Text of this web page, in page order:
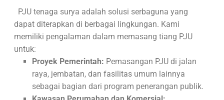
PJU tenaga surya adalah solusi serbaguna yang
dapat diterapkan di berbagai lingkungan. Kami
memiliki pengalaman dalam memasang tiang PJU
untuk:
Proyek Pemerintah: Pemasangan PJU di jalan
raya, jembatan, dan fasilitas umum lainnya
sebagai bagian dari program penerangan publik.